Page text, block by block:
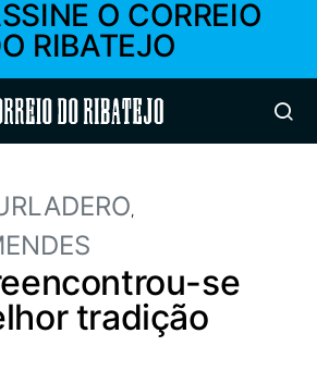
O CORREIO
RIBATEJO
do Ribatejo
se
tradição